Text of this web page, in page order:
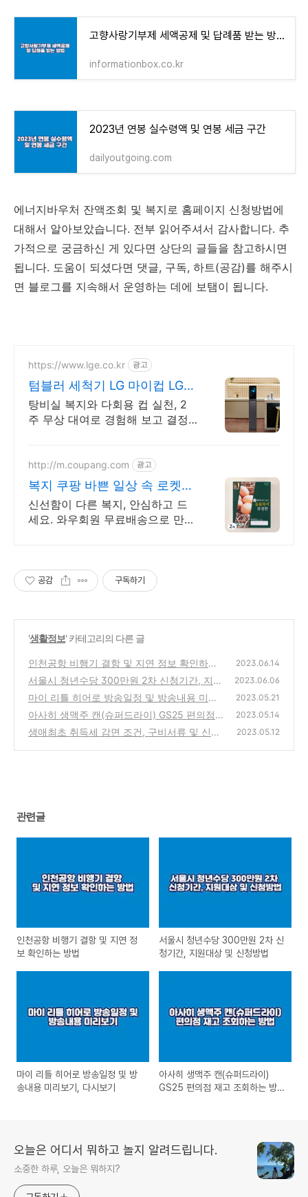
고향사랑기부제 세액공제 및 답례품 받는 방법 - 인포메이션 박스
informationbox.co.kr
2023년 연봉 실수령액 및 연봉 세금 구간
dailyoutgoing.com
에너지바우처 잔액조회 및 복지로 홈페이지 신청방법에
대해서 알아보았습니다. 전부 읽어주셔서 감사합니다. 추
가적으로 궁금하신 게 있다면 상단의 글들을 참고하시면
됩니다. 도움이 되셨다면 댓글, 구독, 하트(공감)를 해주시
면 블로그를 지속해서 운영하는 데에 보탬이 됩니다.
https://www.lge.co.kr 광고
텀블러 세척기 LG 마이컵 LG마
이컵 무상대여신청
탕비실 복지와 다회용 컵 실천, 2
주 무상 대여로 경험해 보고 결정
http://m.coupang.com 광고
복지 쿠팡 바쁜 일상 속 로켓배
송
신선함이 다른 복지, 안심하고 드
세요. 와우회원 무료배송으로 만나
공감 구독하기
'생활정보' 카테고리의 다른 글
인천공항 비행기 결항 및 지연 정보 확인하는
방법
(0)
2023.06.14
서울시 청년수당 300만원 2차 신청기간, 지원
대상 및 신청방법
(0)
2023.06.06
마이 리틀 히어로 방송일정 및 방송내용 미리
보기, 다시보기
(0)
2023.05.21
아사히 생맥주 캔(슈퍼드라이) GS25 편의점
재고 조회하는 방법
(0)
2023.05.14
생애최초 취득세 감면 조건, 구비서류 및 신청
2023.05.12
관련글
인천공항 비행기 결항 및 지연 정
보 확인하는 방법
서울시 청년수당 300만원 2차 신
청기간, 지원대상 및 신청방법
마이 리틀 히어로 방송일정 및 방
송내용 미리보기, 다시보기
아사히 생맥주 캔(슈퍼드라이)
GS25 편의점 재고 조회하는 방
오늘은 어디서 뭐하고 놀지 알려드립니다.
소중한 하루, 오늘은 뭐하지?